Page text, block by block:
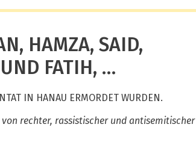
HAMZA, SAID,
FATIH, …
IN HANAU ERMORDET WURDEN.
rechter, rassistischer und antisemitischer